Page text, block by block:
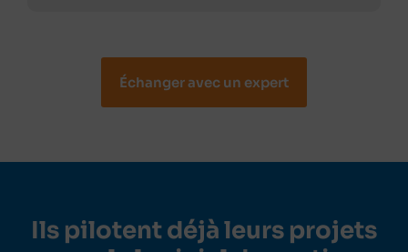
Échanger avec un expert
Ils pilotent déjà leurs projets